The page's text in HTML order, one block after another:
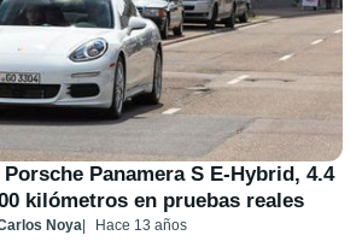
Panamera S E-Hybrid, 4.4
kilómetros en pruebas reales
Noya Hace 13 años